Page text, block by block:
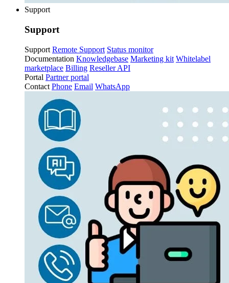
Support
Support
Support Remote Support Status monitor
Documentation Knowledgebase Marketing kit Whitelabel
marketplace Billing Reseller API
Portal Partner portal
Contact Phone Email WhatsApp